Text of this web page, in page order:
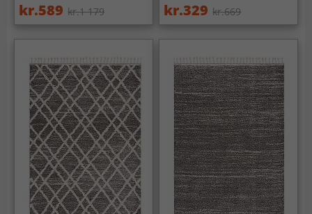
kr.589 kr.1 179 kr.329 kr.669